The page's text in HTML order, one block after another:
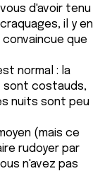
d'avoir tenu
il y en
que
normal : la
sont costauds,
nuits sont peu
(mais ce
rudoyer par
n'avez pas